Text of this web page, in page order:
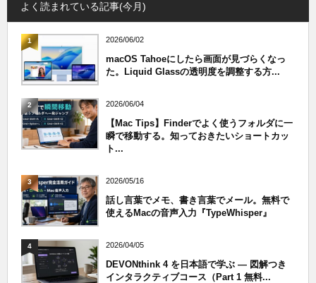
よく読まれている記事(今月)
1 2026/06/02
macOS Tahoeにしたら画面が見づらくなっ
た。Liquid Glassの透明度を調整する方...
2 2026/06/04
【Mac Tips】Finderでよく使うフォルダに一
瞬で移動する。知っておきたいショートカッ
ト...
3 2026/05/16
話し言葉でメモ、書き言葉でメール。無料で
使えるMacの音声入力『TypeWhisper』
4 2026/04/05
DEVONthink 4 を日本語で学ぶ — 図解つき
インタラクティブコース（Part 1 無料...